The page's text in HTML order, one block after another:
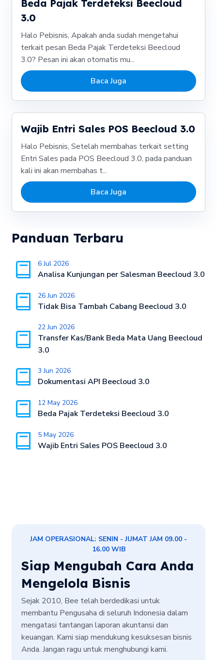
Beda Pajak Terdeteksi Beecloud
3.0
Halo Pebisnis, Apakah anda sudah mengetahui
terkait pesan Beda Pajak Terdeteksi Beecloud
3.0? Pesan ini akan otomatis mu...
Baca Juga
Wajib Entri Sales POS Beecloud 3.0
Halo Pebisnis, Setelah membahas terkait setting
Entri Sales pada POS Beecloud 3.0, pada panduan
kali ini akan membahas t...
Baca Juga
Panduan Terbaru
6 Jul 2026
Analisa Kunjungan per Salesman Beecloud 3.0
26 Jun 2026
Tidak Bisa Tambah Cabang Beecloud 3.0
22 Jun 2026
Transfer Kas/Bank Beda Mata Uang Beecloud
3.0
3 Jun 2026
Dokumentasi API Beecloud 3.0
12 May 2026
Beda Pajak Terdeteksi Beecloud 3.0
5 May 2026
Wajib Entri Sales POS Beecloud 3.0
JAM OPERASIONAL: SENIN - JUMAT JAM 09.00 -
16.00 WIB
Siap Mengubah Cara Anda
Mengelola Bisnis
Sejak 2010, Bee telah berdedikasi untuk
membantu Pengusaha di seluruh Indonesia dalam
mengatasi tantangan laporan akuntansi dan
keuangan. Kami siap mendukung kesuksesan bisnis
Anda. Jangan ragu untuk menghubungi kami.